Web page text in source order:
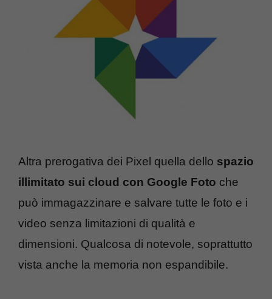
Altra prerogativa dei Pixel quella dello spazio
illimitato sui cloud con Google Foto che
può immagazzinare e salvare tutte le foto e i
video senza limitazioni di qualità e
dimensioni. Qualcosa di notevole, soprattutto
vista anche la memoria non espandibile.